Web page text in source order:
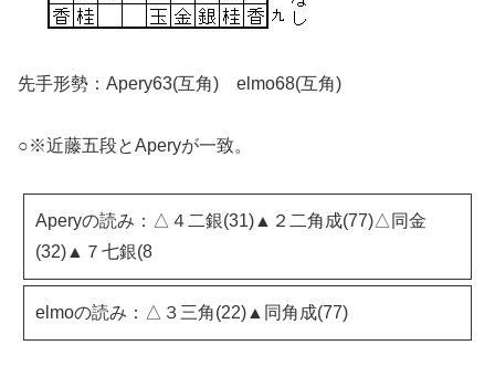
先手形勢：Apery63(互角) elmo68(互角)
○※近藤五段とAperyが一致。
Aperyの読み：△４二銀(31)▲２二角成(77)△同金
(32)▲７七銀(8
elmoの読み：△３三角(22)▲同角成(77)